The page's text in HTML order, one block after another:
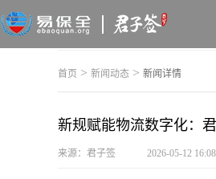
首页 > 新闻动态 > 新闻详情
新规赋能物流数字化：
来源：君子签 2026-05-12